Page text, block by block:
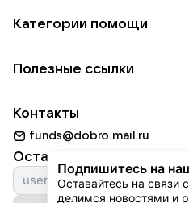
Подпишитесь на
Оставайтесь на
делимся новостями и
Использование материалов
Для НКО
Партнерам
Категории помощи
Пожилым
Животным
Природе
Культуре
Полезные ссылки
Добрый день
Истории
Контакты
funds@dobro.mail.ru
Оставайтесь с нами